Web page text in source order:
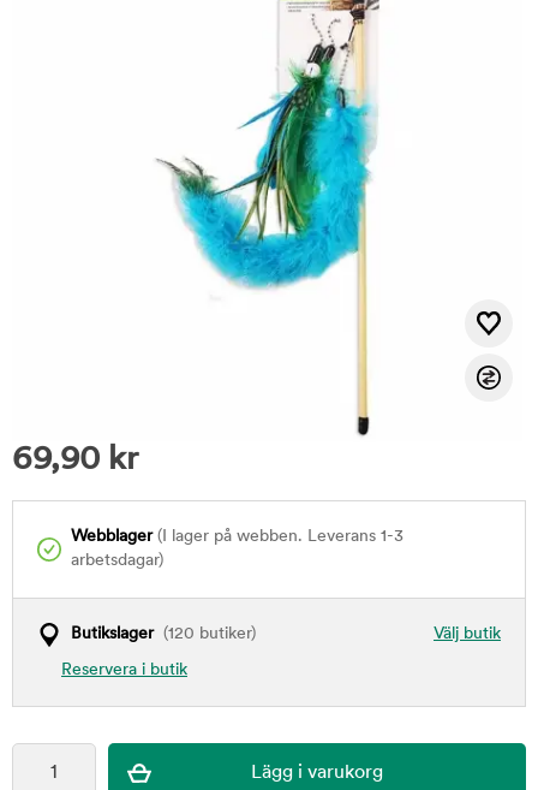
69,90 kr
Webblager(I lager på webben. Leverans 1-3
arbetsdagar)
Välj butik
Butikslager(120 butiker)
Reservera i butik